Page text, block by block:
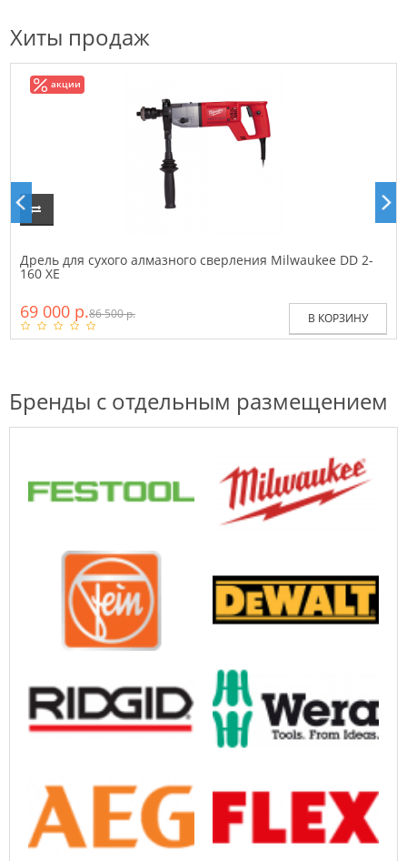
Хиты продаж
акции
Дрель для сухого алмазного сверления Milwaukee DD 2-
160 XE
69 000 р.86 500 р. В КОРЗИНУ
Бренды с отдельным размещением